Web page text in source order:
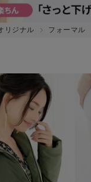
リジナル フォーマル